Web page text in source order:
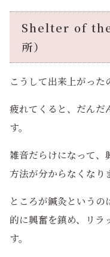
Shelter of the
所）
こうして出来上がっ
疲れてくると、だんだ
す。
雑音だらけになって、
方法が分からなくなり
ところが鍼灸という
的に興奮を鎮め、リラ
す。